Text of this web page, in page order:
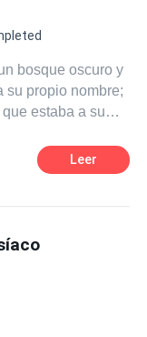
bosque oscuro y
su propio nombre;
estaba a su
ser posibles a
No
parece
de abandonar
es lo que está
Leer